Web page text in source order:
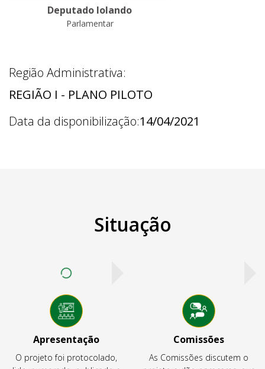
Deputado Iolando
Parlamentar
Região Administrativa:
REGIÃO I - PLANO PILOTO
Data da disponibilização:14/04/2021
Situação
Apresentação
O projeto foi protocolado,
Comissões
As Comissões discutem o